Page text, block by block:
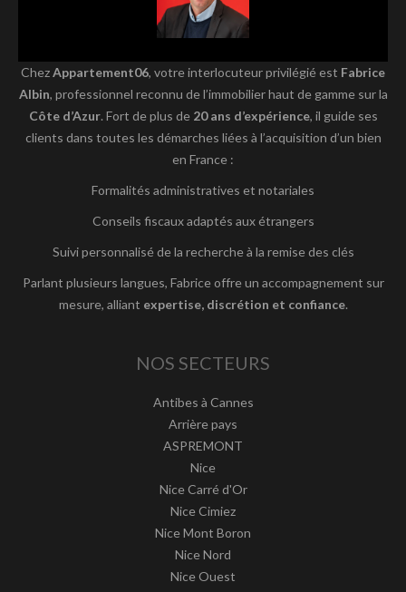
ChezAppartement06, votre interlocuteur privilégié est Fabrice
Albin, professionnel reconnu de l’immobilier haut de gamme sur la
Côte d’Azur. Fort de plus de 20 ans d’expérience, il guide ses
clients dans toutes les démarches liées à l’acquisition d’un bien
en France :
Formalités administratives et notariales
Conseils fiscaux adaptés aux étrangers
Suivi personnalisé de la recherche à la remise des clés
Parlant plusieurs langues, Fabrice offre un accompagnement sur
mesure, alliant expertise, discrétion et confiance.
NOS SECTEURS
Antibes à Cannes
Arrière pays
ASPREMONT
Nice
Nice Carré d'Or
Nice Cimiez
Nice Mont Boron
Nice Nord
Nice Ouest